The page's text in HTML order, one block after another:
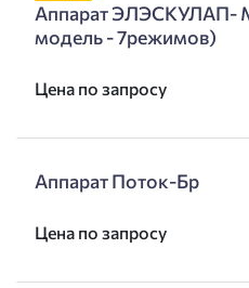
Аппарат ЭЛЭСКУЛАП-
модель - 7режимов)
Цена по запросу
Аппарат Поток-Бр
Цена по запросу